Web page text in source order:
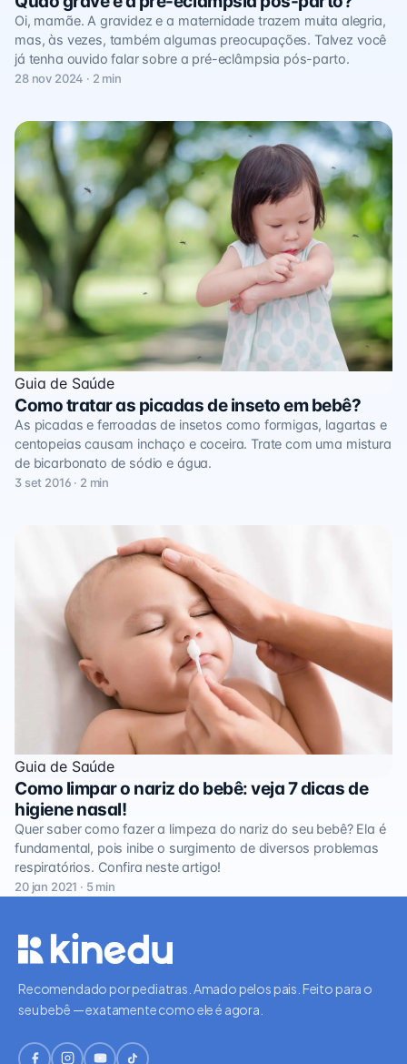
Oi, mamãe. A gravidez e a maternidade trazem muita alegria,
mas, às vezes, também algumas preocupações. Talvez você
já tenha ouvido falar sobre a pré-eclâmpsia pós-parto.
28 nov 2024 · 2 min
Guia de Saúde
Como tratar as picadas de inseto em bebê?
As picadas e ferroadas de insetos como formigas, lagartas e
centopeias causam inchaço e coceira. Trate com uma mistura
de bicarbonato de sódio e água.
3 set 2016 · 2 min
Guia de Saúde
Como limpar o nariz do bebê: veja 7 dicas de
higiene nasal!
Quer saber como fazer a limpeza do nariz do seu bebê? Ela é
fundamental, pois inibe o surgimento de diversos problemas
respiratórios. Confira neste artigo!
20 jan 2021 · 5 min
Recomendado por pediatras. Amado pelos pais. Feito para o
seu bebê — exatamente como ele é agora.